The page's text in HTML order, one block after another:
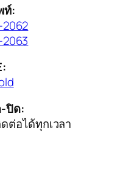
ท์:
-ปิด:
ต่อได้ทุกเวลา